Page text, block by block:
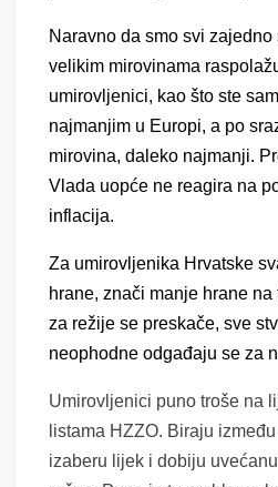
Naravno da smo svi
velikim mirovinama
umirovljenici, kao što ste
najmanjim u Europi, a po
mirovina, daleko najmanji.
Vlada uopće ne reagira na
inflacija.
Za umirovljenika Hrvatske
hrane, znači manje hrane
za režije se preskače, sve
neophodne odgađaju se za
Umirovljenici puno troše na
listama HZZO. Biraju
izaberu lijek i dobiju